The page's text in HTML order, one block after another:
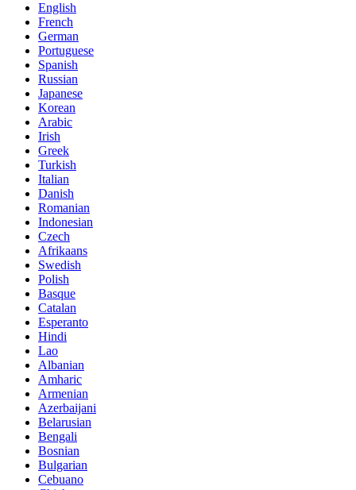
English
French
German
Portuguese
Spanish
Russian
Japanese
Korean
Arabic
Irish
Greek
Turkish
Italian
Danish
Romanian
Indonesian
Czech
Afrikaans
Swedish
Polish
Basque
Catalan
Esperanto
Hindi
Lao
Albanian
Amharic
Armenian
Azerbaijani
Belarusian
Bengali
Bosnian
Bulgarian
Cebuano